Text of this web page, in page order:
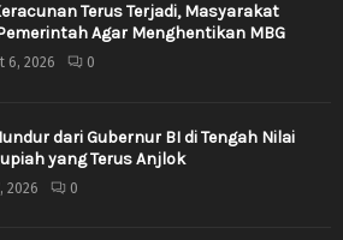
Terus Terjadi, Masyarakat
Agar Menghentikan MBG
6, 2026 0
dari Gubernur BI di Tengah Nilai
yang Terus Anjlok
2026 0